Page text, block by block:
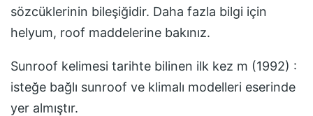
sözcüklerinin bileşiğidir. Daha fazla bilgi için
helyum, roof maddelerine bakınız.
Sunroof kelimesi tarihte bilinen ilk kez m (1992) :
isteğe bağlı sunroof ve klimalı modelleri eserinde
yer almıştır.